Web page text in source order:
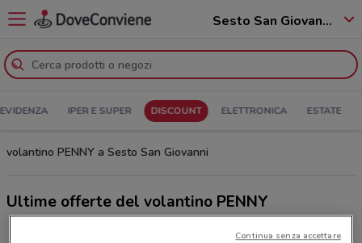
Sesto San Giovanni - 20099
IPER E SUPER DISCOUNT ELETTRONICA ESTATE
volantino PENNY a Sesto San Giovanni
Ultime offerte del volantino PENNY
Continua senza accettare